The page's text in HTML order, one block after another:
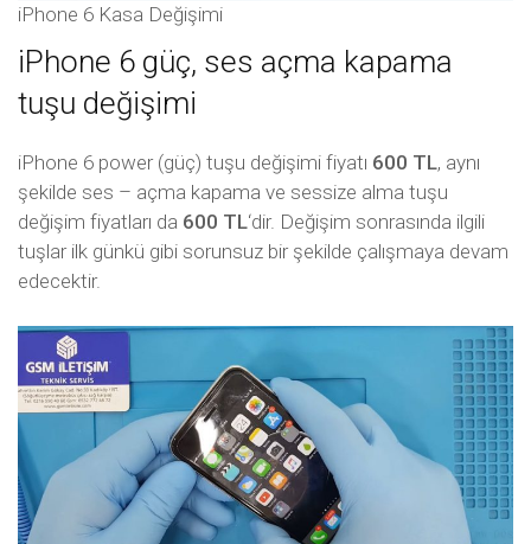
iPhone 6 Kasa Değişimi
iPhone 6 güç, ses açma kapama
tuşu değişimi
iPhone 6 power (güç) tuşu değişimi fiyatı 600 TL, aynı
şekilde ses – açma kapama ve sessize alma tuşu
değişim fiyatları da 600 TL‘dir. Değişim sonrasında ilgili
tuşlar ilk günkü gibi sorunsuz bir şekilde çalışmaya devam
edecektir.